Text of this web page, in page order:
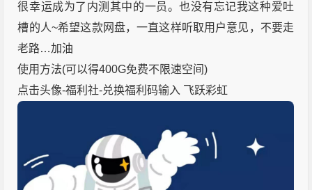
很幸运成为了内测其中的一员。也没有忘记我这种爱吐
槽的人~希望这款网盘，一直这样听取用户意见，不要走
老路…加油
使用方法(可以得400G免费不限速空间)
点击头像-福利社-兑换福利码输入 飞跃彩虹